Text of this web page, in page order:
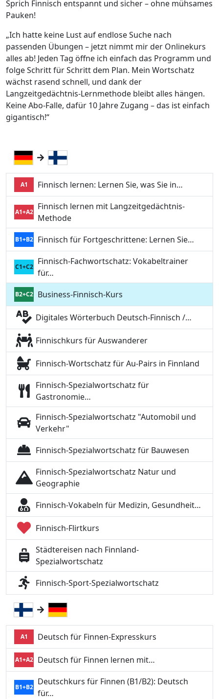
Sprich Finnisch entspannt und sicher – ohne mühsames
Pauken!
„Ich hatte keine Lust auf endlose Suche nach
passenden Übungen – jetzt nimmt mir der Onlinekurs
alles ab! Jeden Tag öffne ich einfach das Programm und
folge Schritt für Schritt dem Plan. Mein Wortschatz
wächst rasend schnell, und dank der
Langzeitgedächtnis-Lernmethode bleibt alles hängen.
Keine Abo-Falle, dafür 10 Jahre Zugang – das ist einfach
gigantisch!“
A1 Finnisch lernen: Lernen Sie, was Sie in…
A1+A2
Finnisch lernen mit Langzeitgedächtnis-
Methode
B1+B2 Finnisch für Fortgeschrittene: Lernen Sie…
C1+C2
Finnisch-Fachwortschatz: Vokabeltrainer
für…
B2+C2 Business-Finnisch-Kurs
Digitales Wörterbuch Deutsch-Finnisch /…
Finnischkurs für Auswanderer
Finnisch-Wortschatz für Au-Pairs in Finnland
Finnisch-Spezialwortschatz für
Gastronomie…
Finnisch-Spezialwortschatz "Automobil und
Verkehr"
Finnisch-Spezialwortschatz für Bauwesen
Finnisch-Spezialwortschatz Natur und
Geographie
Finnisch-Vokabeln für Medizin, Gesundheit…
Finnisch-Flirtkurs
Städtereisen nach Finnland-
Spezialwortschatz
Finnisch-Sport-Spezialwortschatz
A1 Deutsch für Finnen-Expresskurs
A1+A2 Deutsch für Finnen lernen mit…
B1+B2
Deutschkurs für Finnen (B1/B2): Deutsch
für…